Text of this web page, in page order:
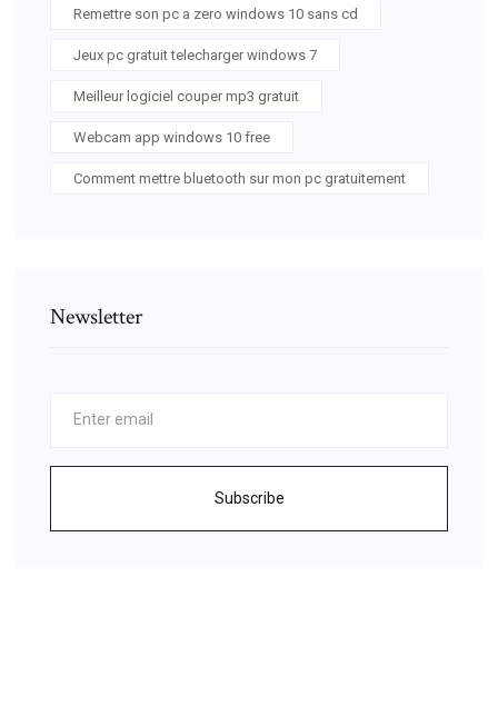
Remettre son pc a zero windows 10 sans cd
Jeux pc gratuit telecharger windows 7
Meilleur logiciel couper mp3 gratuit
Webcam app windows 10 free
Comment mettre bluetooth sur mon pc gratuitement
Newsletter
Subscribe